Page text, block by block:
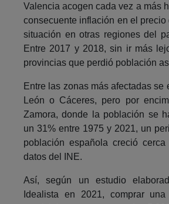
Valencia acogen cada vez a más
consecuente inflación en el
situación en otras regiones del
Entre 2017 y 2018, sin ir más
provincias que perdió población
Entre las zonas más afectadas se
León o Cáceres, pero por
Zamora, donde la población se
un 31% entre 1975 y 2021, un
población española creció
datos del INE.
Así, según un estudio
Idealista en 2021, comprar